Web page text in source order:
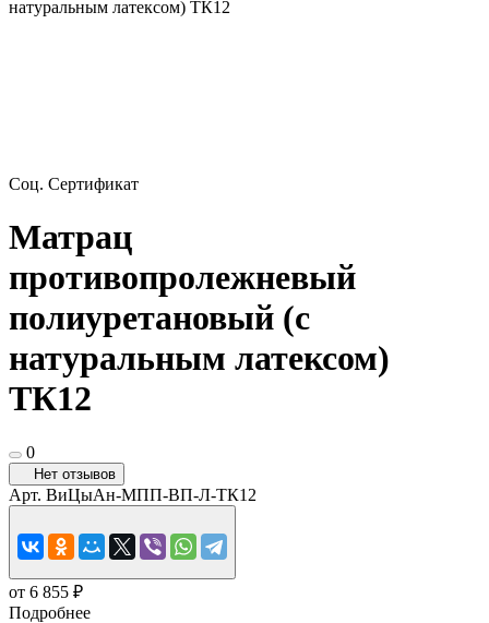
натуральным латексом) ТК12
Соц. Сертификат
Матрац
противопролежневый
полиуретановый (с
натуральным латексом)
ТК12
0
Нет отзывов
Арт. ВиЦыАн-МПП-ВП-Л-ТК12
от 6 855 ₽
Подробнее